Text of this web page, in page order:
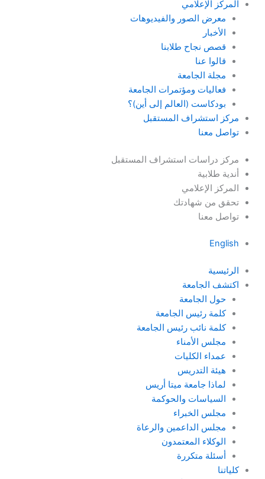
المركز الإعلامي
معرض الصور والفيديوهات
الأخبار
قصص نجاح طلابنا
قالوا عنا
مجلة الجامعة
فعاليات ومؤتمرات الجامعة
بودكاست (العالم إلى أين)؟
مركز استشراف المستقبل
تواصل معنا
مركز دراسات استشراف المستقبل
أندية طلابية
المركز الإعلامي
تحقق من شهادتك
تواصل معنا
English
الرئيسية
اكتشف الجامعة
حول الجامعة
كلمة رئيس الجامعة
كلمة نائب رئيس الجامعة
مجلس الأمناء
عمداء الكليات
هيئة التدريس
لماذا جامعة ميتا أريس
السياسات والحوكمة
مجلس الخبراء
مجلس الداعمين والرعاة
الوكلاء المعتمدون
أسئلة متكررة
كلياتنا